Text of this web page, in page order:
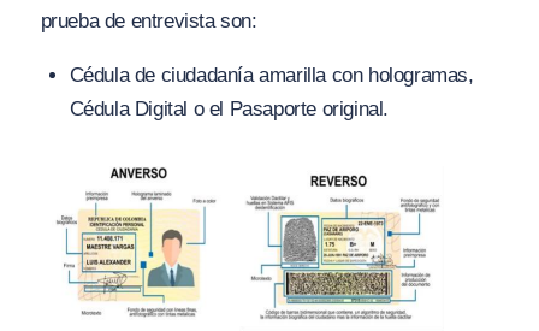
prueba de entrevista son:
Cédula de ciudadanía amarilla con hologramas,
Cédula Digital o el Pasaporte original.